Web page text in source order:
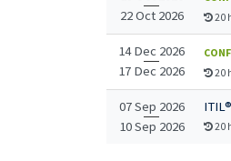
22 Oct 2026
20
14 Dec 2026
17 Dec 2026
20
07 Sep 2026
10 Sep 2026
20